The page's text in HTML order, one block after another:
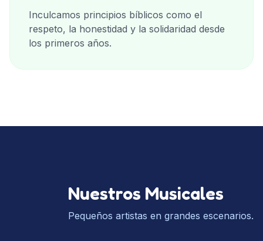
Inculcamos principios bíblicos como el
respeto, la honestidad y la solidaridad desde
los primeros años.
Nuestros Musicales
Pequeños artistas en grandes escenarios.